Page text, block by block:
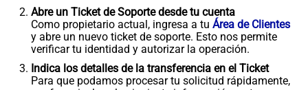
Abre un Ticket de Soporte desde tu cuenta
Como propietario actual, ingresa a tu Área de Clientes
y abre un nuevo ticket de soporte. Esto nos permite
verificar tu identidad y autorizar la operación.
Indica los detalles de la transferencia en el Ticket
Para que podamos procesar tu solicitud rápidamente,